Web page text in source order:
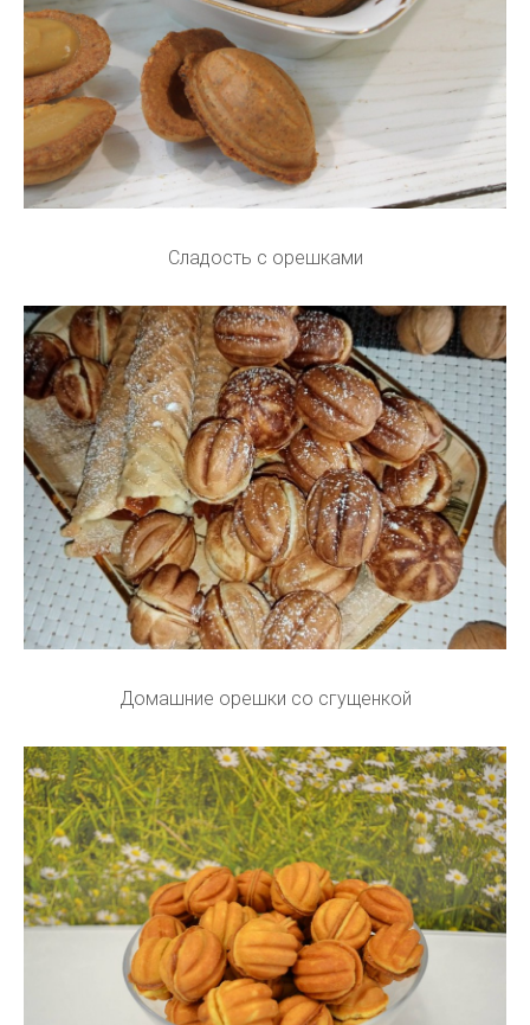
Сладость с орешками
Домашние орешки со сгущенкой